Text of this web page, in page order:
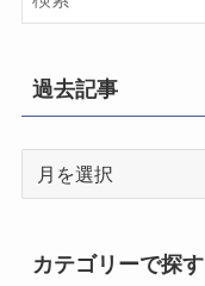
過去記事
カテゴリーで探す